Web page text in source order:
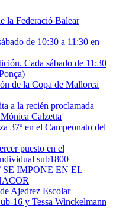
la Federació Balear
de 10:30 a 11:30 en
Cada sábado de 11:30
de la Copa de Mallorca
a la recién proclamada
Calzetta
37º en el Campeonato del
puesto en el
sub1800
IMPONE EN EL
Ajedrez Escolar
16 y Tessa Winckelmann